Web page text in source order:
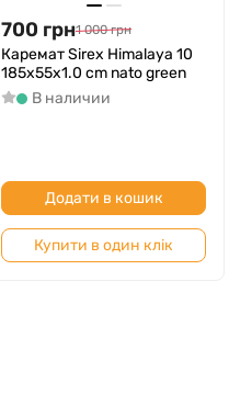
700 грн1 000 грн
Каремат Sirex Himalaya 10
185x55x1.0 cm nato green
В наличии
Додати в кошик
Купити в один клік